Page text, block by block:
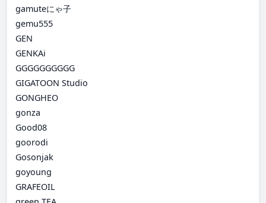
gamuteにゃ子
gemu555
GEN
GENKAi
GGGGGGGGGG
GIGATOON Studio
GONGHEO
gonza
Good08
goorodi
Gosonjak
goyoung
GRAFEOIL